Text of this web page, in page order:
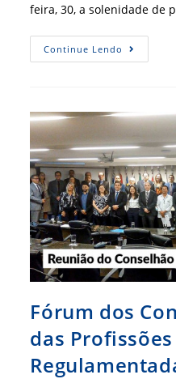
feira, 30, a solenidade de
Continue Lendo
Do
Nova
Do
Cofecon
Fórum dos
das Profissões